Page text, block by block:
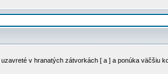
v hranatých zátvorkách [ a ] a ponúka väčšiu